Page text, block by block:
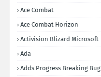
Ace Combat
Ace Combat Horizon
Activision Blizard Microsoft
Ada
Adds Progress Breaking Bug